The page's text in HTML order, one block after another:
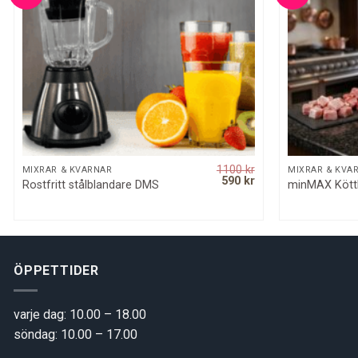
QUICK VIEW
MIXRAR & KVARNAR
Rostfritt stålblandare DMS
1100kr
Original
590 krCurrent
MIXRAR &
minMAX
ÖPPETTIDER
varje dag: 10.00 – 18.00
söndag: 10.00 – 17.00